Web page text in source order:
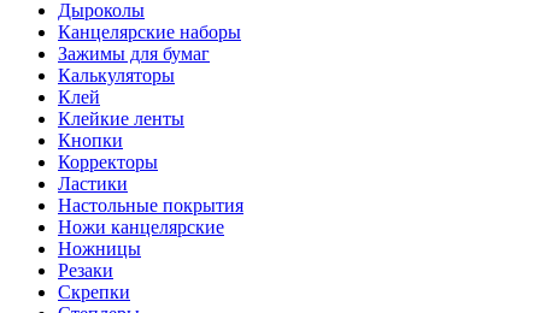
Дыроколы
Канцелярские наборы
Зажимы для бумаг
Калькуляторы
Клей
Клейкие ленты
Кнопки
Корректоры
Ластики
Настольные покрытия
Ножи канцелярские
Ножницы
Резаки
Скрепки